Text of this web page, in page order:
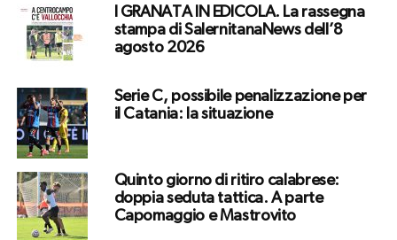
I GRANATA IN EDICOLA. La rassegna
stampa di SalernitanaNews dell’8
agosto 2026
Serie C, possibile penalizzazione per
il Catania: la situazione
Quinto giorno di ritiro calabrese:
doppia seduta tattica. A parte
Capomaggio e Mastrovito